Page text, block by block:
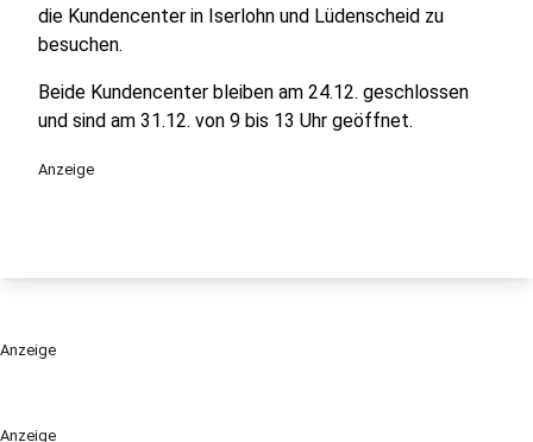
Anzeige
die Kundencenter in Iserlohn und Lüdenscheid zu
besuchen.
Beide Kundencenter bleiben am 24.12. geschlossen
und sind am 31.12. von 9 bis 13 Uhr geöffnet.
Anzeige
Anzeige